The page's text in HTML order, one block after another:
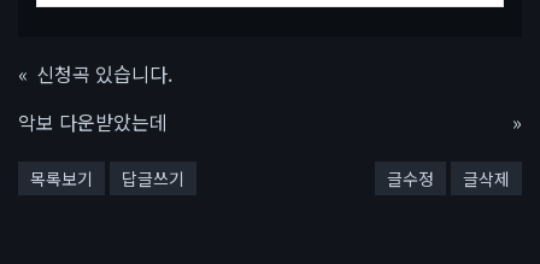
« 신청곡 있습니다.
악보 다운받았는데
»
목록보기 답글쓰기 글수정 글삭제